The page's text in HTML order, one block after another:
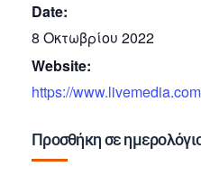
Date:
8 Οκτωβρίου 2022
Website:
https://
Προσθήκη σε